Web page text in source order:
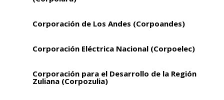
Corporación de Los Andes (Corpoandes)
Corporación Eléctrica Nacional (Corpoelec)
Corporación para el Desarrollo de la Región
Zuliana (Corpozulia)